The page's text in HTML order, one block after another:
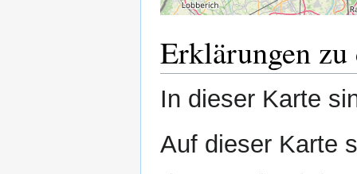
Erklärungen
In dieser Karte
Auf dieser Karte